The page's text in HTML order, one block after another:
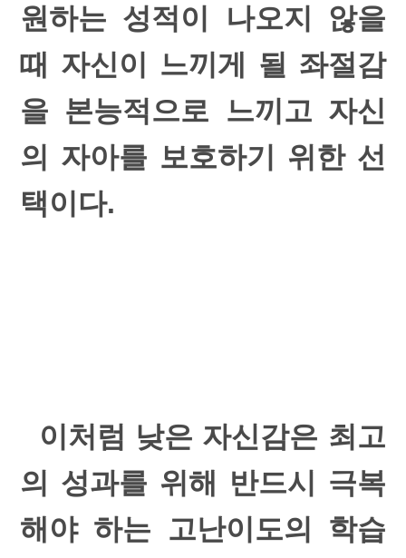
원하는 성적이 나오지 않을
때 자신이 느끼게 될 좌절감
을 본능적으로 느끼고 자신
의 자아를 보호하기 위한 선
택이다.
이처럼 낮은 자신감은 최고
의 성과를 위해 반드시 극복
해야 하는 고난이도의 학습